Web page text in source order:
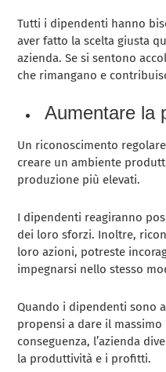
Tutti i dipendenti hanno
aver fatto la scelta giusta
azienda. Se si sentono
che rimangano e
Aumentare la
Un riconoscimento
creare un ambiente
produzione più elevati.
I dipendenti reagiranno
dei loro sforzi. Inoltre,
loro azioni, potreste
impegnarsi nello stesso
Quando i dipendenti sono
propensi a dare il
conseguenza, l’azienda
la produttività e i profitti.